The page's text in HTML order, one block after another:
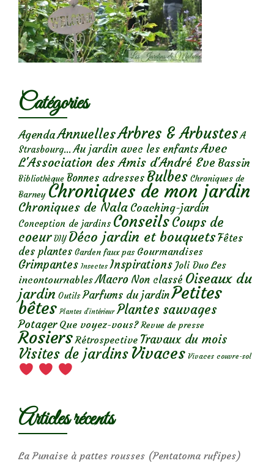
Catégories
AgendaAnnuellesArbres & Arbustes A
Strasbourg... Au jardin avec les enfantsAvec
L'Association des Amis d'André Eve Bassin
Bibliothèque Bonnes adresses Bulbes Chroniques de
Barney Chroniques de mon jardin
Chroniques de Nala Coaching-jardin
Conception de jardins ConseilsCoups de
coeur DIY Déco jardin et bouquetsFêtes
des plantes Garden faux pas Gourmandises
Grimpantes Insectes Inspirations Joli Duo Les
incontournables Macro Non classé Oiseaux du
jardin Outils Parfums du jardinPetites
bêtes Plantes d’intérieur Plantes sauvages
Potager Que voyez-vous? Revue de presse
Rosiers Rétrospective Travaux du mois
Visites de jardins Vivaces Vivaces couvre-sol
Articles récents
La Punaise à pattes rousses (Pentatoma rufipes)